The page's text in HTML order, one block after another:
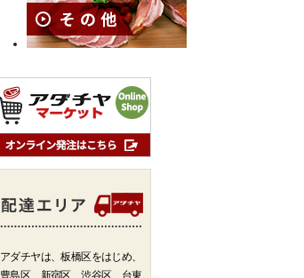
アダチヤは、板橋区をはじめ、
豊島区、新宿区、渋谷区、台東